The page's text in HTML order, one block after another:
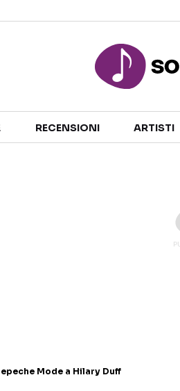
RECENSIONI ARTISTI
Mode a Hilary Duff